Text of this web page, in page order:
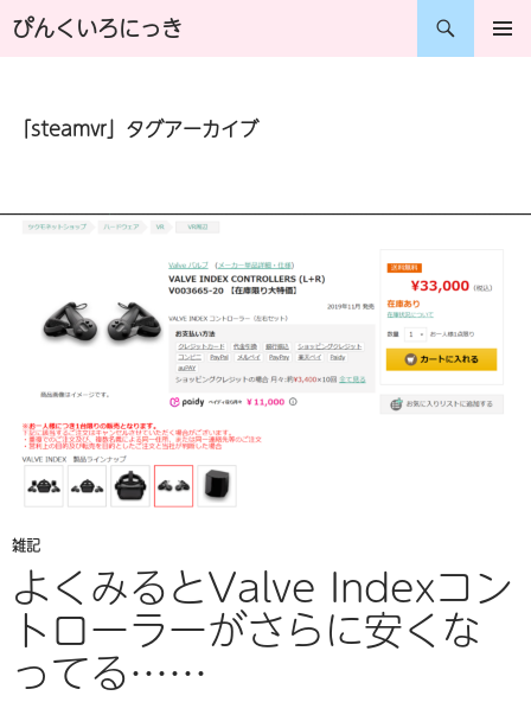
コ
へ
ぴんくいろにっき
検
「steamvr」タグアーカイブ
雑記
よくみるとValve Indexコン
トローラーがさらに安くな
ってる……